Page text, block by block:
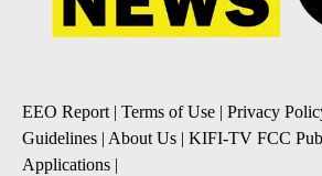
EEO Report| Terms of Use | Privacy
Guidelines | About Us | KIFI-TV FCC
Applications |